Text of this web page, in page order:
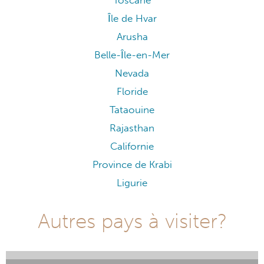
Île de Hvar
Arusha
Belle-Île-en-Mer
Nevada
Floride
Tataouine
Rajasthan
Californie
Province de Krabi
Ligurie
Autres pays à visiter?